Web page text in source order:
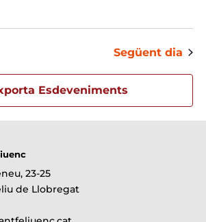
Següent dia
Esdeveniments
23-25
de Llobregat